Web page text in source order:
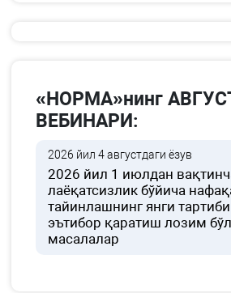
«НОРМА»нинг
ВЕБИНАРИ:
2026 йил 4 августдаги ёзув
2026 йил 1 июлдан
лаёқатсизлик бўйича
тайинлашнинг янги
эътибор қаратиш лозим
масалалар